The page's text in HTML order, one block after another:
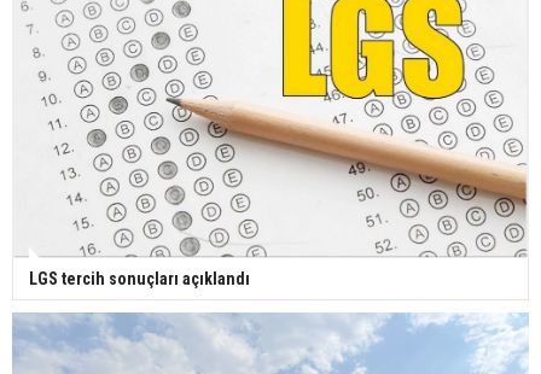
LGS tercih sonuçları açıklandı